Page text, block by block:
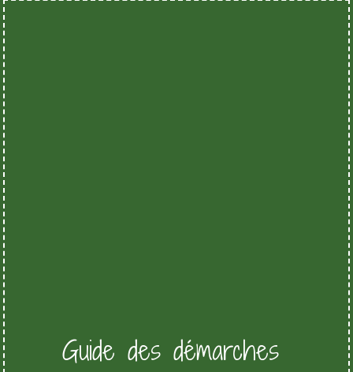
Guide des démarches